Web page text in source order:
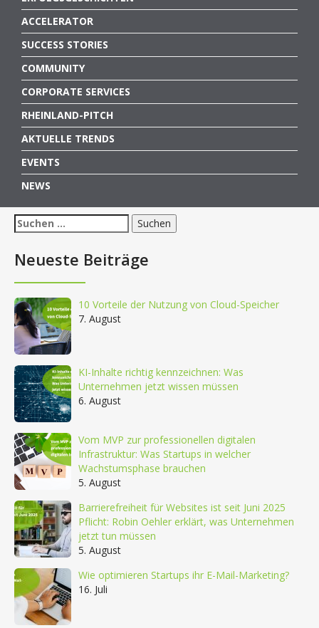
ACCELERATOR
SUCCESS STORIES
COMMUNITY
CORPORATE SERVICES
RHEINLAND-PITCH
AKTUELLE TRENDS
EVENTS
NEWS
Suchen
nach:
Neueste Beiträge
10 Vorteile der Nutzung von Cloud-Speicher
7. August
KI-Inhalte richtig kennzeichnen: Was
Unternehmen jetzt wissen müssen
6. August
Vom MVP zur professionellen digitalen
Infrastruktur: Was Startups in welcher
Wachstumsphase brauchen
5. August
Barrierefreiheit für Websites ist seit Juni 2025
Pflicht: Robin Oehler erklärt, was Unternehmen
jetzt tun müssen
5. August
Wie optimieren Startups ihr E-Mail-Marketing?
16. Juli